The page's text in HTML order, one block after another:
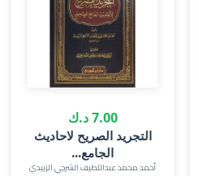
7.00 د.ك
التجريد الصريح لاحاديث
الجامع...
أحمد محمد عبداللطيف الشرجي الزبيدي‎